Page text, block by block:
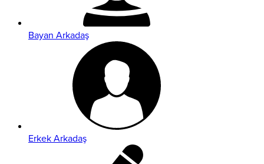
Bayan Arkadaş
Erkek Arkadaş